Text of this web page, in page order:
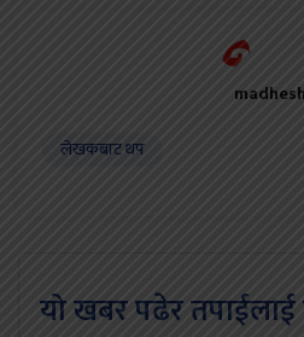
madhesh
लेखकबाट थप
यो खबर पढेर